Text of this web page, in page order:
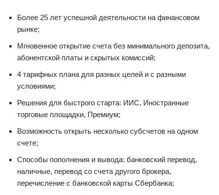
Более 25 лет успешной деятельности на финансовом
рынке;
Мгновенное открытие счета без минимального депозита,
абонентской платы и скрытых комиссий;
4 тарифных плана для разных целей и с разными
условиями;
Решения для быстрого старта: ИИС, Иностранные
торговые площадки, Премиум;
Возможность открыть несколько субсчетов на одном
счете;
Способы пополнения и вывода: банковский перевод,
наличные, перевод со счета другого брокера,
перечисление с банковской карты Сбербанка;